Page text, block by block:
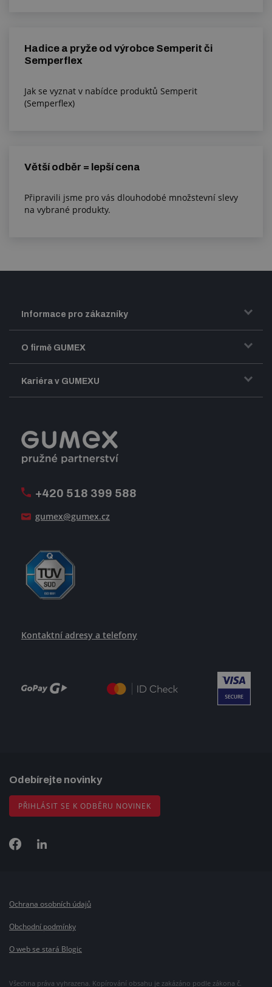
Hadice a pryže od výrobce Semperit či
Semperflex
Jak se vyznat v nabídce produktů Semperit
(Semperflex)
Větší odběr = lepší cena
Připravili jsme pro vás dlouhodobé množstevní slevy
na vybrané produkty.
+420 518 399 588
gumex@gumex.cz
Kontaktní adresy a telefony
Informace pro zákazníky
Doprava a zasílání zboží
Obchodní podmínky
Registrace a spolupráce
Firemní časopis Géčko
O firmě GUMEX
Představení firmy GUMEX
Úpravy na míru a montáže
Kariéra v GUMEXU
Volná pracovní místa
Odebírejte novinky
PŘIHLÁSIT SE K ODBĚRU NOVINEK
Všechna práva vyhrazena. Kopírování obsahu je zakázáno podle zákona č.
Ochrana osobních údajů
Obchodní podmínky
O web se stará Blogic